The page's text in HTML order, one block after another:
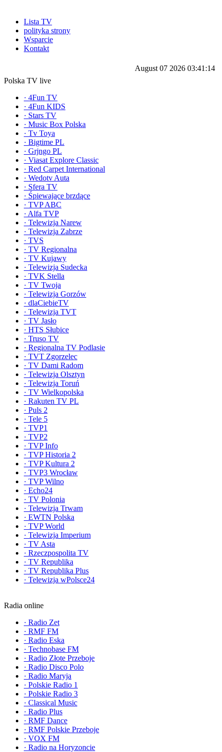
Lista TV
polityka strony
Wsparcie
Kontakt
August 07 2026 03:41:14
Polska TV live
· 4Fun TV
· 4Fun KIDS
· Stars TV
· Music Box Polska
· Tv Toya
· Bigtime PL
· Grjngo PL
· Viasat Explore Classic
· Red Carpet International
· Wedotv Auta
· Sfera TV
· Śpiewające brzdące
· TVP ABC
· Alfa TVP
· Telewizja Narew
· Telewizja Zabrze
· TVS
· TV Regionalna
· TV Kujawy
· Telewizja Sudecka
· TVK Stella
· TV Twoja
· Telewizja Gorzów
· dlaCiebieTV
· Telewizja TVT
· TV Jasło
· HTS Słubice
· Truso TV
· Regionalna TV Podlasie
· TVT Zgorzelec
· TV Dami Radom
· Telewizja Olsztyn
· Telewizja Toruń
· TV Wielkopolska
· Rakuten TV PL
· Puls 2
· Tele 5
· TVP1
· TVP2
· TVP Info
· TVP Historia 2
· TVP Kultura 2
· TVP3 Wrocław
· TVP Wilno
· Echo24
· TV Polonia
· Telewizja Trwam
· EWTN Polska
· TVP World
· Telewizja Imperium
· TV Asta
· Rzeczpospolita TV
· TV Republika
· TV Republika Plus
· Telewizja wPolsce24
Radia online
· Radio Zet
· RMF FM
· Radio Eska
· Technobase FM
· Radio Złote Przeboje
· Radio Disco Polo
· Radio Maryja
· Polskie Radio 1
· Polskie Radio 3
· Classical Music
· Radio Plus
· RMF Dance
· RMF Polskie Przeboje
· VOX FM
· Radio na Horyzoncie